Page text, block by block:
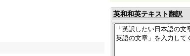
英和和英テキスト翻訳